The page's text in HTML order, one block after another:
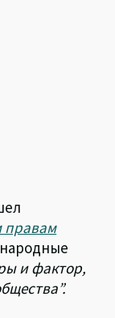
правам
и фактор,